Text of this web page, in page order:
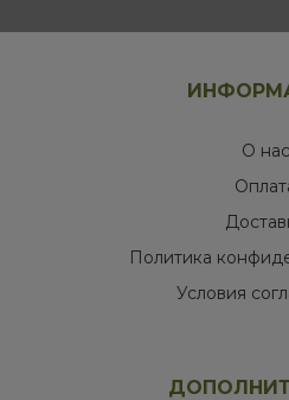
О нас
Политика
Условия